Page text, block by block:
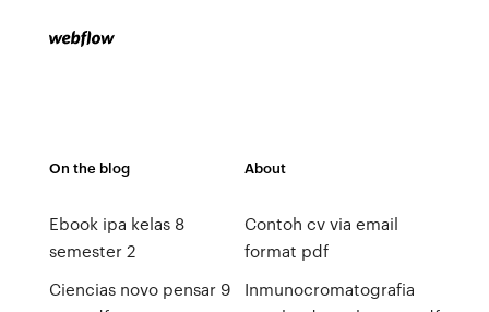
On the blog
Ebook ipa kelas 8
semester 2
Ciencias novo pensar 9
About
Contoh cv via email
format pdf
Inmunocromatografia